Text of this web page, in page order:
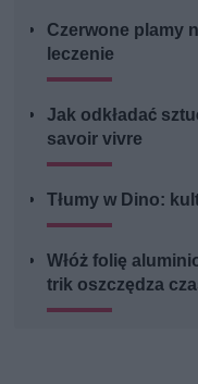
Czerwone plamy
leczenie
Jak odkładać
savoir vivre
Tłumy w Dino:
Włóż folię
trik oszczędza